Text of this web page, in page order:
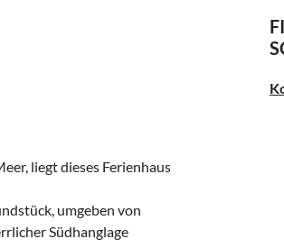
liegt dieses Ferienhaus
umgeben von
Südhanglage